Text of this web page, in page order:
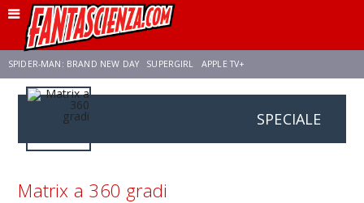
SPIDER-MAN: BRAND NEW DAY SUPERGIRL APPLE TV+
FRANCO RICCIARDIELLO AVENGERS: DOOMSDAY
SPECIALE
Matrix a 360 gradi